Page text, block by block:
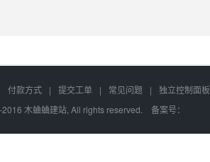
付款方式 | 提交工单 | 常见问题 |
独立控制面板
木蛐蛐建站, All rights reserved. 备案号：